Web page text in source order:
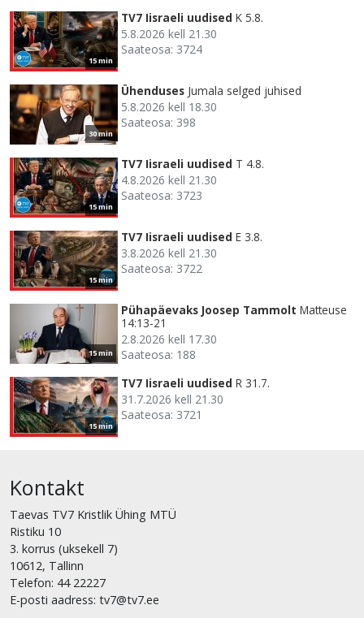
15 min
TV7 Iisraeli uudised K 5.8.
5.8.2026 kell 21.30
Saateosa: 3724
30 min
Ühenduses Jumala selged juhised
5.8.2026 kell 18.30
Saateosa: 398
15 min
TV7 Iisraeli uudised T 4.8.
4.8.2026 kell 21.30
Saateosa: 3723
15 min
TV7 Iisraeli uudised E 3.8.
3.8.2026 kell 21.30
Saateosa: 3722
15 min
Pühapäevaks Joosep Tammolt Matteuse
14:13-21
2.8.2026 kell 17.30
Saateosa: 188
15 min
TV7 Iisraeli uudised R 31.7.
31.7.2026 kell 21.30
Saateosa: 3721
Kontakt
Taevas TV7 Kristlik Ühing MTÜ
Ristiku 10
3. korrus (uksekell 7)
10612, Tallinn
Telefon: 44 22227
E-posti aadress: tv7@tv7.ee